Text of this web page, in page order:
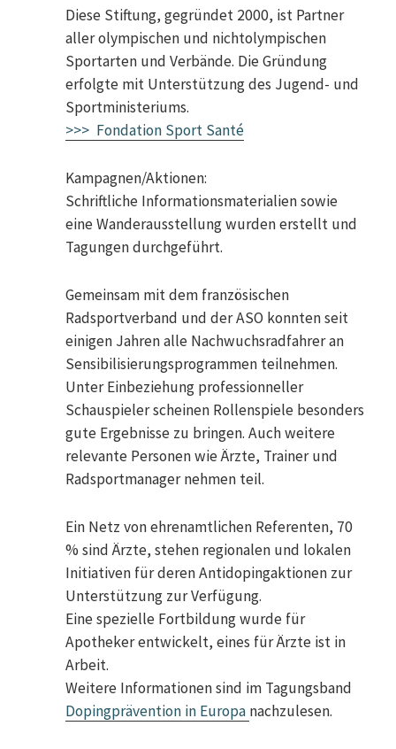
Diese Stiftung, gegründet 2000, ist Partner
aller olympischen und nichtolympischen
Sportarten und Verbände. Die Gründung
erfolgte mit Unterstützung des Jugend- und
Sportministeriums.
>>> Fondation Sport Santé
Kampagnen/Aktionen:
Schriftliche Informationsmaterialien sowie
eine Wanderausstellung wurden erstellt und
Tagungen durchgeführt.
Gemeinsam mit dem französischen
Radsportverband und der ASO konnten seit
einigen Jahren alle Nachwuchsradfahrer an
Sensibilisierungsprogrammen teilnehmen.
Unter Einbeziehung professionneller
Schauspieler scheinen Rollenspiele besonders
gute Ergebnisse zu bringen. Auch weitere
relevante Personen wie Ärzte, Trainer und
Radsportmanager nehmen teil.
Ein Netz von ehrenamtlichen Referenten, 70
% sind Ärzte, stehen regionalen und lokalen
Initiativen für deren Antidopingaktionen zur
Unterstützung zur Verfügung.
Eine spezielle Fortbildung wurde für
Apotheker entwickelt, eines für Ärzte ist in
Arbeit.
Weitere Informationen sind im Tagungsband
Dopingprävention in Europa nachzulesen.